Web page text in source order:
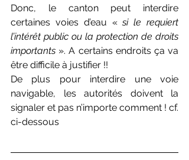
Donc, le canton peut interdire
certaines voies d’eau « si le requiert
l’intérêt public ou la protection de droits
importants ». A certains endroits ça va
être difficile à justifier !!
De plus pour interdire une voie
navigable, les autorités doivent la
signaler et pas n’importe comment ! cf.
ci-dessous